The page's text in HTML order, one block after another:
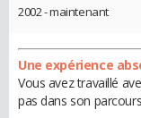
2002 - maintenant
Une expérience
Vous avez travaillé
pas dans son